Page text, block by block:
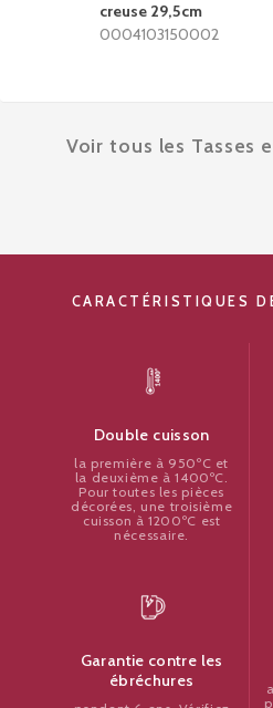
creuse 29,5cm
0004103150002
Voir tous les Tasses
CARACTÉRISTIQUES
Double cuisson
la première à 950ºC et
la deuxième à 1400ºC.
Pour toutes les pièces
décorées, une troisième
cuisson à 1200ºC est
nécessaire.
Garantie contre les
ébréchures